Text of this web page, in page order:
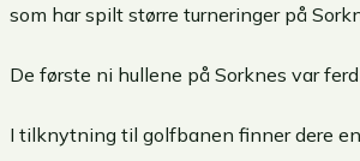
som har spilt større turneringer på
De første ni hullene på Sorknes var
I tilknytning til golfbanen finner dere